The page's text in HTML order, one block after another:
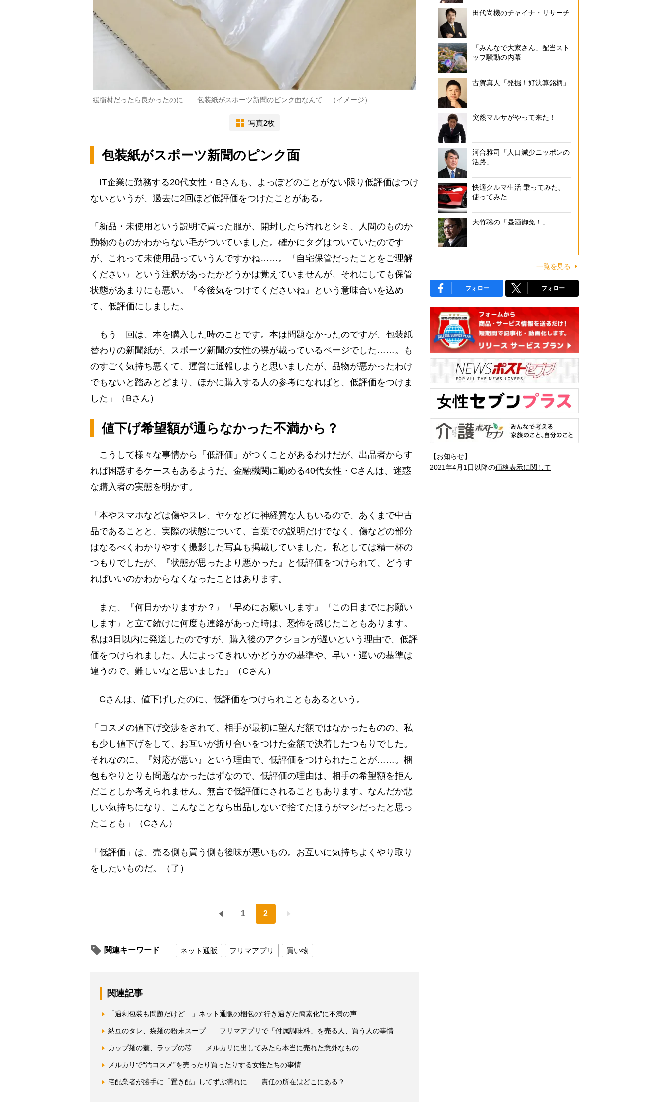
緩衝材だったら良かったのに… 包装紙がスポーツ新聞のピンク面なんて…（イメージ）
写真2枚
包装紙がスポーツ新聞のピンク面
IT企業に勤務する20代女性・Bさんも、よっぽどのことがない限り低評価はつけ
ないというが、過去に2回ほど低評価をつけたことがある。
「新品・未使用という説明で買った服が、開封したら汚れとシミ、人間のものか
動物のものかわからない毛がついていました。確かにタグはついていたのです
が、これって未使用品っていうんですかね……。『自宅保管だったことをご理解
ください』という注釈があったかどうかは覚えていませんが、それにしても保管
状態があまりにも悪い。『今後気をつけてくださいね』という意味合いを込め
て、低評価にしました。
もう一回は、本を購入した時のことです。本は問題なかったのですが、包装紙
替わりの新聞紙が、スポーツ新聞の女性の裸が載っているページでした……。も
のすごく気持ち悪くて、運営に通報しようと思いましたが、品物が悪かったわけ
でもないと踏みとどまり、ほかに購入する人の参考になればと、低評価をつけま
した」（Bさん）
値下げ希望額が通らなかった不満から？
こうして様々な事情から「低評価」がつくことがあるわけだが、出品者からす
れば困惑するケースもあるようだ。金融機関に勤める40代女性・Cさんは、迷惑
な購入者の実態を明かす。
「本やスマホなどは傷やスレ、ヤケなどに神経質な人もいるので、あくまで中古
品であることと、実際の状態について、言葉での説明だけでなく、傷などの部分
はなるべくわかりやすく撮影した写真も掲載していました。私としては精一杯の
つもりでしたが、『状態が思ったより悪かった』と低評価をつけられて、どうす
ればいいのかわからなくなったことはあります。
また、『何日かかりますか？』『早めにお願いします』『この日までにお願い
します』と立て続けに何度も連絡があった時は、恐怖を感じたこともあります。
私は3日以内に発送したのですが、購入後のアクションが遅いという理由で、低評
価をつけられました。人によってきれいかどうかの基準や、早い・遅いの基準は
違うので、難しいなと思いました」（Cさん）
Cさんは、値下げしたのに、低評価をつけられこともあるという。
「コスメの値下げ交渉をされて、相手が最初に望んだ額ではなかったものの、私
も少し値下げをして、お互いが折り合いをつけた金額で決着したつもりでした。
それなのに、『対応が悪い』という理由で、低評価をつけられたことが……。梱
包もやりとりも問題なかったはずなので、低評価の理由は、相手の希望額を拒ん
だことしか考えられません。無言で低評価にされることもあります。なんだか悲
しい気持ちになり、こんなことなら出品しないで捨てたほうがマシだったと思っ
たことも」（Cさん）
「低評価」は、売る側も買う側も後味が悪いもの。お互いに気持ちよくやり取り
をしたいものだ。（了）
1 2
関連キーワード ネット通販 フリマアプリ 買い物
関連記事
「過剰包装も問題だけど…」ネット通販の梱包の“行き過ぎた簡素化”に不満の声
納豆のタレ、袋麺の粉末スープ… フリマアプリで「付属調味料」を売る人、買う人の事情
カップ麺の蓋、ラップの芯… メルカリに出してみたら本当に売れた意外なもの
メルカリで“汚コスメ”を売ったり買ったりする女性たちの事情
宅配業者が勝手に「置き配」してずぶ濡れに… 責任の所在はどこにある？
田代尚機のチャイナ・リサーチ
「みんなで大家さん」配当スト
ップ騒動の内幕
古賀真人「発掘！好決算銘柄」
突然マルサがやって来た！
河合雅司「人口減少ニッポンの
活路」
快適クルマ生活 乗ってみた、
使ってみた
大竹聡の「昼酒御免！」
一覧を見る
フォロー フォロー
【お知らせ】
2021年4月1日以降の価格表示に関して